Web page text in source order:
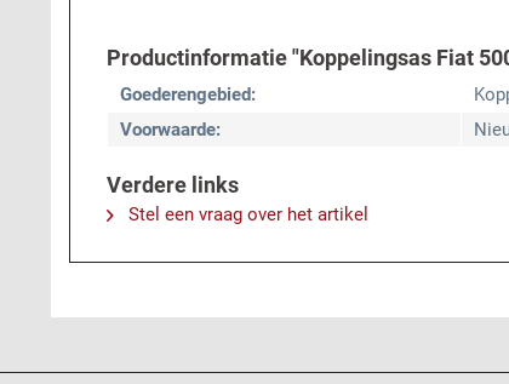
Productinformatie "Koppelingsas Fiat
Goederengebied:
Voorwaarde:
Verdere links
Stel een vraag over het artikel